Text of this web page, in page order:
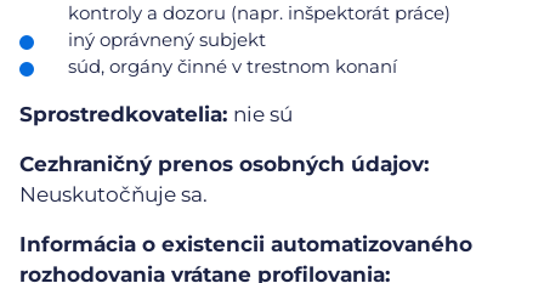
kontroly a dozoru (napr. inšpektorát práce)
iný oprávnený subjekt
súd, orgány činné v trestnom konaní
Sprostredkovatelia: nie sú
Cezhraničný prenos osobných údajov:
Neuskutočňuje sa.
Informácia o existencii automatizovaného
rozhodovania vrátane profilovania: